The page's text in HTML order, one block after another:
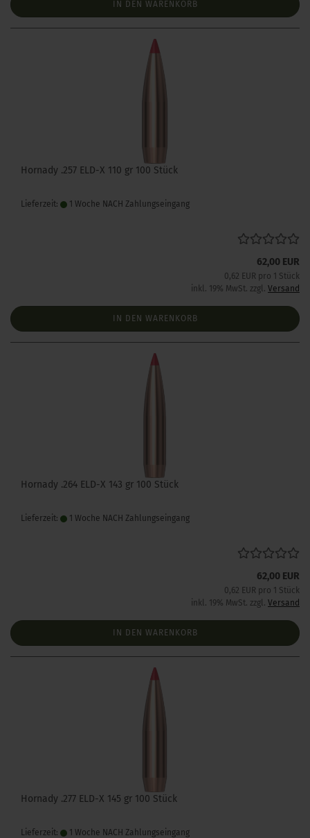
IN DEN WARENKORB
Hornady .257 ELD-X 110 gr 100 Stück
Lieferzeit: 1 Woche NACH Zahlungseingang
62,00 EUR
0,62 EUR pro 1 Stück
inkl. 19% MwSt. zzgl. Versand
IN DEN WARENKORB
Hornady .264 ELD-X 143 gr 100 Stück
Lieferzeit: 1 Woche NACH Zahlungseingang
62,00 EUR
0,62 EUR pro 1 Stück
inkl. 19% MwSt. zzgl. Versand
IN DEN WARENKORB
Hornady .277 ELD-X 145 gr 100 Stück
Lieferzeit: 1 Woche NACH Zahlungseingang